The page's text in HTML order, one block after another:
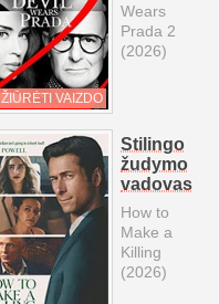
ŽIŪRĖTI VAIZDO
Wears
Prada 2
(2026)
Stilingo
žudymo
vadovas
How to
Make a
Killing
(2026)